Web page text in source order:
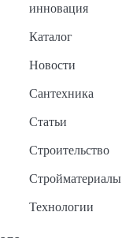
инновация
Каталог
Новости
Сантехника
Статьи
Строительство
Стройматериалы
Технологии